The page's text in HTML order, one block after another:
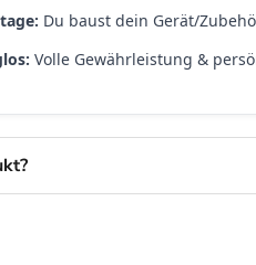
Du baust dein Gerät/
Volle Gewährleistung &